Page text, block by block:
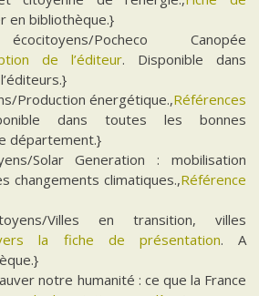
en bibliothèque.}
Pocheco Canopée
de l’éditeur. Disponible dans
Production énergétique.,Références
dans toutes les bonnes
département.}
Solar Generation : mobilisation
changements climatiques.,Référence
Villes en transition, villes
la fiche de présentation. A
notre humanité : ce que la France